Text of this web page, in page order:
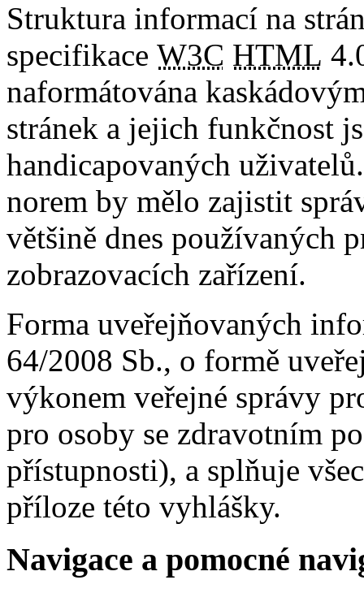
Struktura informací na
specifikace W3C HTML
naformátována
stránek a jejich funkčnost
handicapovaných
norem by mělo zajistit
většině dnes používaných
zobrazovacích zařízení.
Forma uveřejňovaných
64/2008 Sb., o formě
výkonem veřejné správy
pro osoby se zdravotním
přístupnosti), a splňuje
příloze této vyhlášky.
Navigace a pomocné